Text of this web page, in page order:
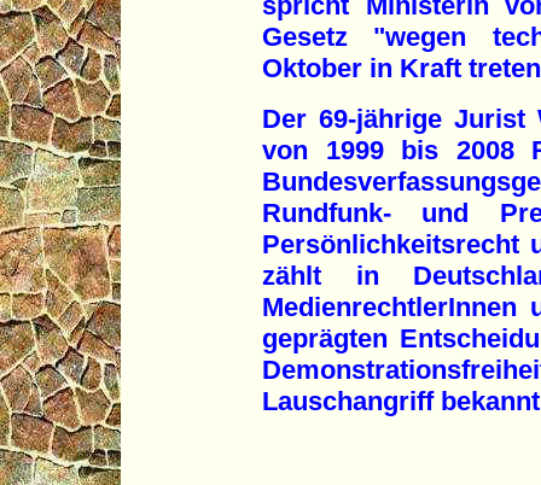
Gesetz "wegen
Oktober in Kraft
Der 69-jährige Jurist
von 1999 bis 2008
Rundfunk- und
Persönlichkeitsrecht
zählt in
geprägten
Lauschangriff